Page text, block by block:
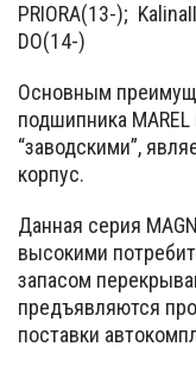
PRIORA(13-);
DO(14-)
Основным
подшипника
“заводскими”,
корпус.
Данная серия
высокими
запасом
предъявляются
поставки